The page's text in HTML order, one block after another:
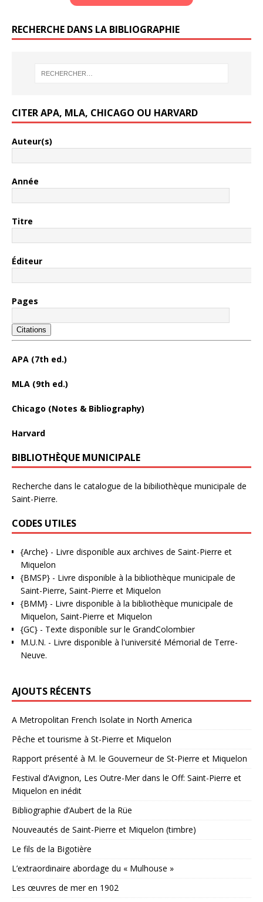
RECHERCHE DANS LA BIBLIOGRAPHIE
CITER APA, MLA, CHICAGO OU HARVARD
Auteur(s)
Année
Titre
Éditeur
Pages
Citations
APA (7th ed.)
MLA (9th ed.)
Chicago (Notes & Bibliography)
Harvard
BIBLIOTHÈQUE MUNICIPALE
Recherche dans le catalogue de la bibiliothèque municipale de
Saint-Pierre.
CODES UTILES
{Arche} - Livre disponible aux archives de Saint-Pierre et
Miquelon
{BMSP} - Livre disponible à la bibliothèque municipale de
Saint-Pierre, Saint-Pierre et Miquelon
{BMM} - Livre disponible à la bibliothèque municipale de
Miquelon, Saint-Pierre et Miquelon
{GC} - Texte disponible sur le GrandColombier
M.U.N. - Livre disponible à l'université Mémorial de Terre-
Neuve.
AJOUTS RÉCENTS
A Metropolitan French Isolate in North America
Pêche et tourisme à St-Pierre et Miquelon
Rapport présenté à M. le Gouverneur de St-Pierre et Miquelon
Festival d’Avignon, Les Outre-Mer dans le Off: Saint-Pierre et
Miquelon en inédit
Bibliographie d’Aubert de la Rüe
Nouveautés de Saint-Pierre et Miquelon (timbre)
Le fils de la Bigotière
L’extraordinaire abordage du « Mulhouse »
Les œuvres de mer en 1902